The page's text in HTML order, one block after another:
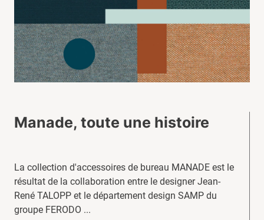
Manade, toute une histoire
La collection d'accessoires de bureau MANADE est le
résultat de la collaboration entre le designer Jean-
René TALOPP et le département design SAMP du
groupe FERODO ...